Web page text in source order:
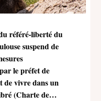
référé-liberté du
suspend de
le préfet de
de vivre dans un
(Charte de